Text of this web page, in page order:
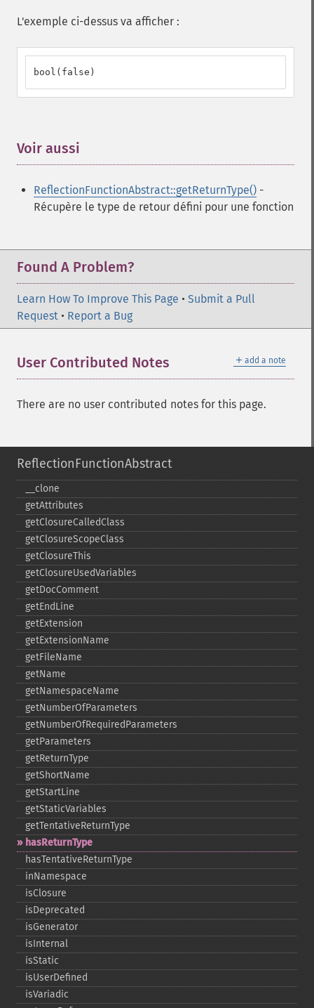
L'exemple ci-dessus va afficher :
bool(false)
Voir aussi
ReflectionFunctionAbstract::getReturnType() -
Récupère le type de retour défini pour une fonction
Found A Problem?
Learn How To Improve This Page • Submit a Pull
Request • Report a Bug
＋ add a note
User Contributed Notes
There are no user contributed notes for this page.
ReflectionFunctionAbstract
_​_​clone
getAttributes
getClosureCalledClass
getClosureScopeClass
getClosureThis
getClosureUsedVariables
getDocComment
getEndLine
getExtension
getExtensionName
getFileName
getName
getNamespaceName
getNumberOfParameters
getNumberOfRequiredParameters
getParameters
getReturnType
getShortName
getStartLine
getStaticVariables
getTentativeReturnType
hasReturnType
hasTentativeReturnType
inNamespace
isClosure
isDeprecated
isGenerator
isInternal
isStatic
isUserDefined
isVariadic